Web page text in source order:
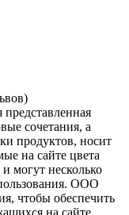
сочетания, а
продуктов, носит
на сайте цвета
могут несколько
ООО
чтобы обеспечить
на сайте.